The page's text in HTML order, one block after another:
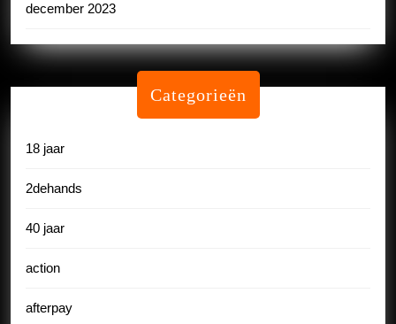
december 2023
Categorieën
18 jaar
2dehands
40 jaar
action
afterpay